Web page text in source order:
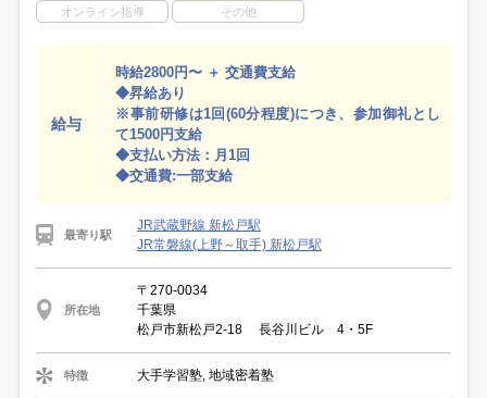
オンライン指導 その他
給与
時給2800円〜 ＋ 交通費支給
◆昇給あり
※事前研修は1回(60分程度)につき、参加御礼とし
て1500円支給
◆支払い方法：月1回
◆交通費:一部支給
最寄り駅
JR武蔵野線 新松戸駅
JR常磐線(上野～取手) 新松戸駅
所在地
〒270-0034
千葉県
松戸市新松戸2-18 長谷川ビル 4・5F
特徴 大手学習塾, 地域密着塾